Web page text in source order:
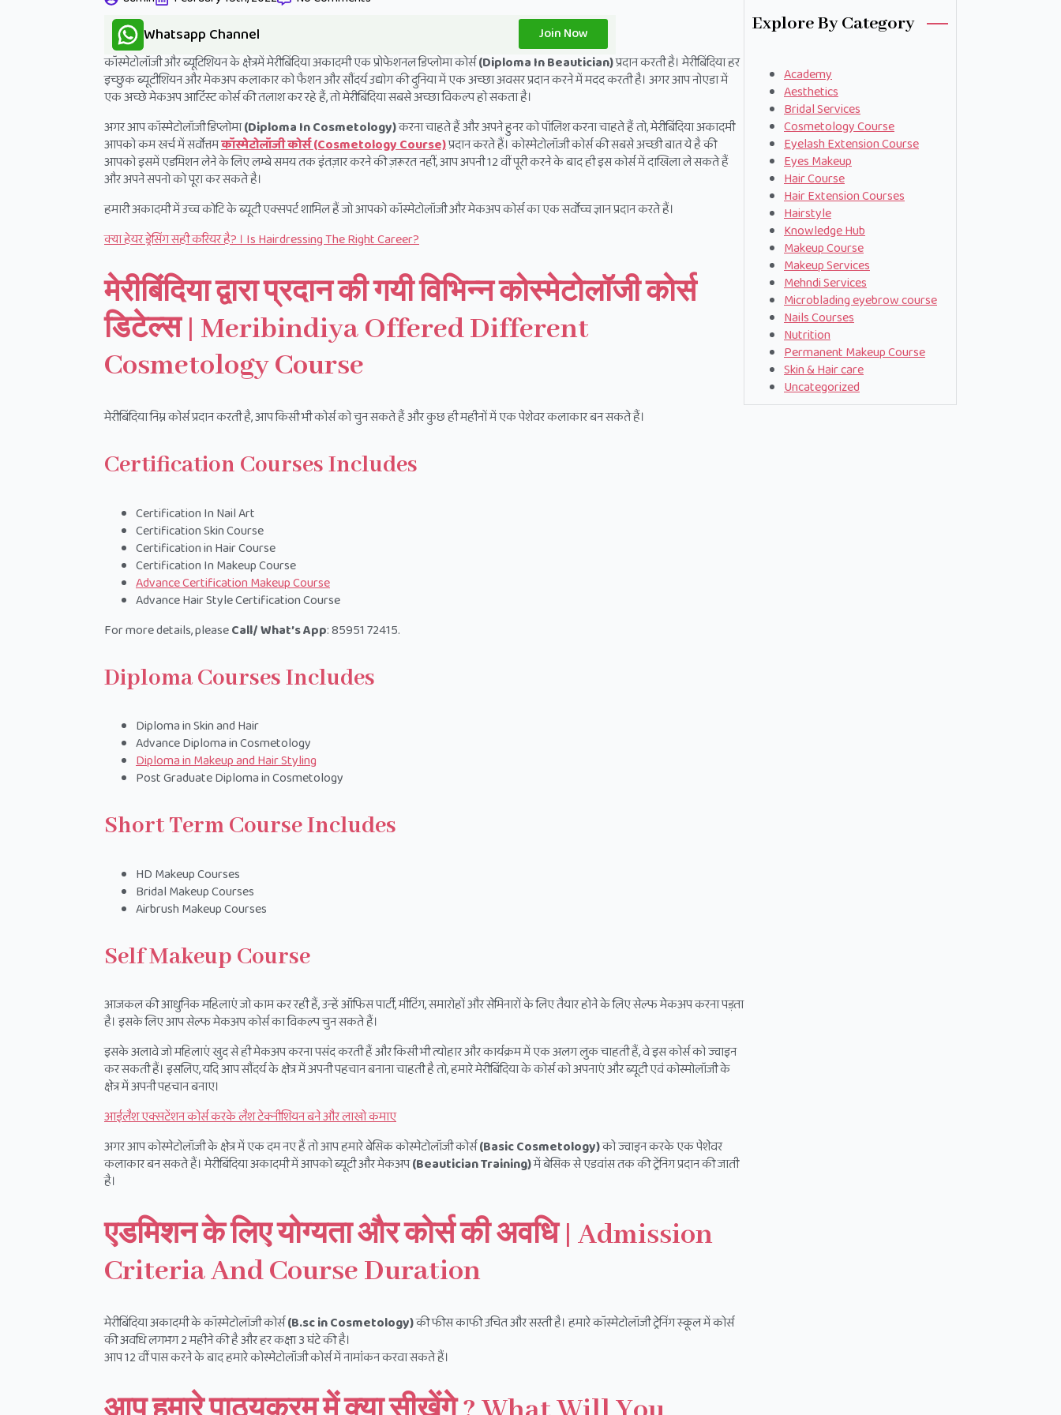
Whatsapp Channel
Join Now
कॉस्मेटोलॉजी और ब्यूटिशियन के क्षेत्रमें मेरीबिंदिया अकादमी एक प्रोफेशनल डिप्लोमा कोर्स(Diploma In Beautician)प्रदान करती है। मेरीबिंदिया हर
इच्छुक ब्यूटीशियन और मेकअप कलाकार को फैशन और सौंदर्य उद्योग की दुनिया में एक अच्छा अवसर प्रदान करने में मदद करती है। अगर आप नोएडा में
एक अच्छे मेकअप आर्टिस्ट कोर्स की तलाश कर रहे हैं, तो मेरीबिंदिया सबसे अच्छा विकल्प हो सकता है।
अगर आप कॉस्मेटोलॉजी डिप्लोमा(Diploma In Cosmetology)करना चाहते हैं और अपने हुनर को पॉलिश करना चाहते हैं तो, मेरीबिंदिया अकादमी
आपको कम खर्च में सर्वोत्तमकॉस्मेटोलॉजी कोर्स (Cosmetology Course)प्रदान करते हैं। कोस्मेटोलॉजी कोर्स की सबसे अच्छी बात ये है की
आपको इसमें एडमिशन लेने के लिए लम्बे समय तक इंतज़ार करने की ज़रूरत नहीं, आप अपनी 12 वीं पूरी करने के बाद ही इस कोर्स में दाखिला ले सकते हैं
और अपने सपनो को पूरा कर सकते है।
हमारी अकादमी में उच्च कोटि के ब्यूटी एक्सपर्ट शामिल हैं जो आपको कॉस्मेटोलॉजी और मेकअप कोर्स का एक सर्वोच्च ज्ञान प्रदान करते हैं।
क्या हेयर ड्रेसिंग सही करियर है? । Is Hairdressing The Right Career?
मेरीबिंदिया द्वारा प्रदान की गयी विभिन्न कोस्मेटोलॉजी कोर्स
डिटेल्स | Meribindiya Offered Different
Cosmetology Course
मेरीबिंदिया निम्न कोर्स प्रदान करती है, आप किसी भी कोर्स को चुन सकते हैं और कुछ ही महीनों में एक पेशेवर कलाकार बन सकते हैं।
Certification Courses Includes
Certification In Nail Art
Certification Skin Course
Certification in Hair Course
Certification In Makeup Course
Advance Certification Makeup Course
Advance Hair Style Certification Course
For more details, pleaseCall/ What’s App: 85951 72415.
Diploma Courses Includes
Diploma in Skin and Hair
Advance Diploma in Cosmetology
Diploma in Makeup and Hair Styling
Post Graduate Diploma in Cosmetology
Short Term Course Includes
HD Makeup Courses
Bridal Makeup Courses
Airbrush Makeup Courses
Self Makeup Course
आजकल की आधुनिक महिलाएं जो काम कर रही हैं, उन्हें ऑफिस पार्टी, मीटिंग, समारोहों और सेमिनारों के लिए तैयार होने के लिए सेल्फ मेकअप करना पड़ता
है। इसके लिए आप सेल्फ मेकअप कोर्स का विकल्प चुन सकते हैं।
इसके अलावे जो महिलाएं खुद से ही मेकअप करना पसंद करती हैं और किसी भी त्योहार और कार्यक्रम में एक अलग लुक चाहती हैं, वे इस कोर्स को ज्वाइन
कर सकती हैं। इसलिए, यदि आप सौंदर्य के क्षेत्र में अपनी पहचान बनाना चाहती है तो, हमारे मेरीबिंदिया के कोर्स को अपनाएं और ब्यूटी एवं कोस्मोलॉजी के
क्षेत्र में अपनी पहचान बनाए।
आईलैश एक्सटेंशन कोर्स करके लैश टेक्नीशियन बने और लाखो कमाए
अगर आप कोस्मेटोलॉजी के क्षेत्र में एक दम नए हैं तो आप हमारे बेसिक कोस्मेटोलॉजी कोर्स(Basic Cosmetology)को ज्वाइन करके एक पेशेवर
कलाकार बन सकते हैं। मेरीबिंदिया अकादमी में आपको ब्यूटी और मेकअप(Beautician Training)में बेसिक से एडवांस तक की ट्रेंनिग प्रदान की जाती
है।
एडमिशन के लिए योग्यता और कोर्स की अवधि | Admission
Criteria And Course Duration
मेरीबिंदिया अकादमी के कॉस्मेटोलॉजी कोर्स(B.sc in Cosmetology)की फीस काफी उचित और सस्ती है। हमारे कॉस्मेटोलॉजी ट्रेनिंग स्कूल में कोर्स
की अवधि लगभग 2 महीने की है और हर कक्षा 3 घंटे की है।
आप 12 वीं पास करने के बाद हमारे कोस्मेटोलॉजी कोर्स में नामांकन करवा सकते हैं।
Explore By Category
Academy
Aesthetics
Bridal Services
Cosmetology Course
Eyelash Extension Course
Eyes Makeup
Hair Course
Hair Extension Courses
Hairstyle
Knowledge Hub
Makeup Course
Makeup Services
Mehndi Services
Microblading eyebrow course
Nails Courses
Nutrition
Permanent Makeup Course
Skin & Hair care
Uncategorized